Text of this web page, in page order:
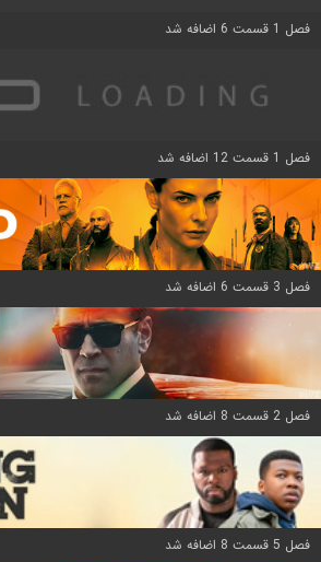
فصل 1 قسمت 6 اضافه شد
فصل 1 قسمت 12 اضافه شد
فصل 3 قسمت 6 اضافه شد
فصل 2 قسمت 8 اضافه شد
فصل 5 قسمت 8 اضافه شد